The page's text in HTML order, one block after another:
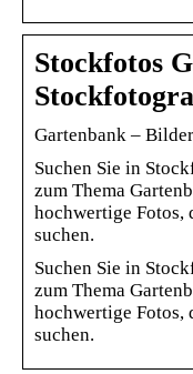
Stockfotos
Gartenbank –
Suchen Sie in
zum Thema
hochwertige Fotos,
suchen.
Suchen Sie in
zum Thema
hochwertige Fotos,
suchen.